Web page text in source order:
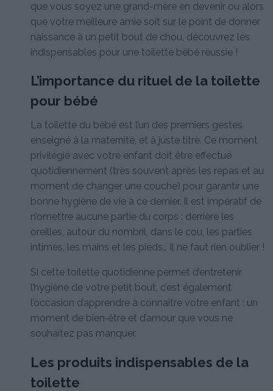
que vous soyez une grand-mère en devenir ou alors
que votre meilleure amie soit sur le point de donner
naissance à un petit bout de chou, découvrez les
indispensables pour une toilette bébé réussie !
L’importance du rituel de la toilette
pour bébé
La toilette du bébé est l’un des premiers gestes
enseigné à la maternité, et à juste titre. Ce moment
privilégié avec votre enfant doit être effectué
quotidiennement (très souvent après les repas et au
moment de changer une couche) pour garantir une
bonne hygiène de vie à ce dernier. Il est impératif de
n’omettre aucune partie du corps : derrière les
oreilles, autour du nombril, dans le cou, les parties
intimes, les mains et les pieds… Il ne faut rien oublier !
Si cette toilette quotidienne permet d’entretenir
l’hygiène de votre petit bout, c’est également
l’occasion d’apprendre à connaître votre enfant : un
moment de bien‑être et d’amour que vous ne
souhaitez pas manquer.
Les produits indispensables de la
toilette